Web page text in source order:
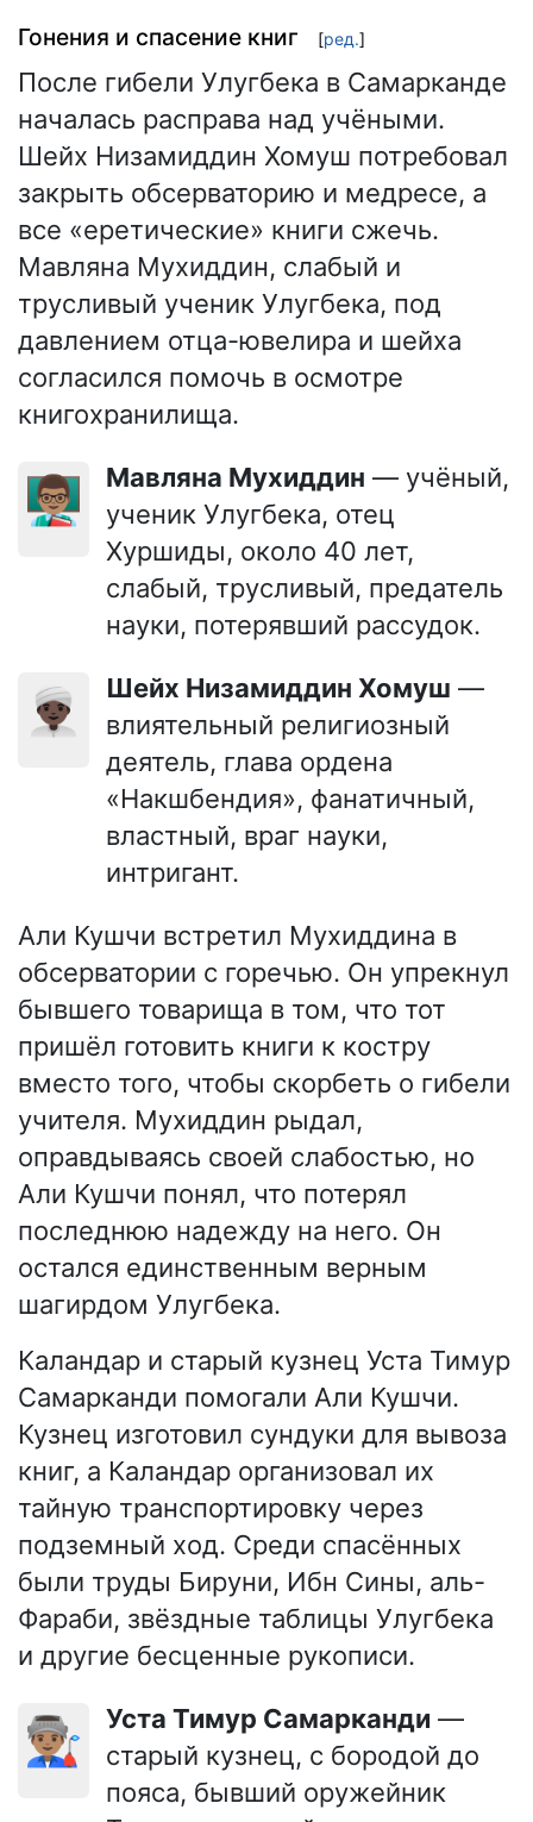
Гонения и спасение книг [ред.]
После гибели Улугбека в Самарканде
началась расправа над учёными.
Шейх Низамиддин Хомуш потребовал
закрыть обсерваторию и медресе, а
все «еретические» книги сжечь.
Мавляна Мухиддин, слабый и
трусливый ученик Улугбека, под
давлением отца-ювелира и шейха
согласился помочь в осмотре
книгохранилища.
👨🏽‍🏫 Мавляна Мухиддин — учёный,
ученик Улугбека, отец
Хуршиды, около 40 лет,
слабый, трусливый, предатель
науки, потерявший рассудок.
👳🏿‍♂️ Шейх Низамиддин Хомуш —
влиятельный религиозный
деятель, глава ордена
«Накшбендия», фанатичный,
властный, враг науки,
интригант.
Али Кушчи встретил Мухиддина в
обсерватории с горечью. Он упрекнул
бывшего товарища в том, что тот
пришёл готовить книги к костру
вместо того, чтобы скорбеть о гибели
учителя. Мухиддин рыдал,
оправдываясь своей слабостью, но
Али Кушчи понял, что потерял
последнюю надежду на него. Он
остался единственным верным
шагирдом Улугбека.
Каландар и старый кузнец Уста Тимур
Самарканди помогали Али Кушчи.
Кузнец изготовил сундуки для вывоза
книг, а Каландар организовал их
тайную транспортировку через
подземный ход. Среди спасённых
были труды Бируни, Ибн Сины, аль-
Фараби, звёздные таблицы Улугбека
и другие бесценные рукописи.
👨🏽‍🏭 Уста Тимур Самарканди —
старый кузнец, с бородой до
пояса, бывший оружейник